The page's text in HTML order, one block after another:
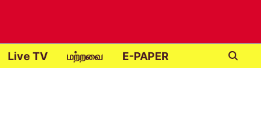
Live TV மற்றவை E-PAPER